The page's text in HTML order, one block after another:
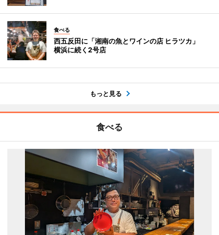
食べる
西五反田に「湘南の魚とワインの店 ヒラツカ」
横浜に続く2号店
もっと見る
食べる